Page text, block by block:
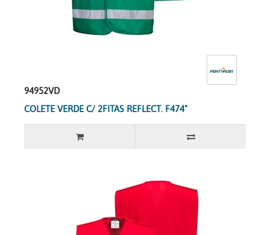
94952VD
COLETE VERDE C/ 2FITAS REFLECT. F474"